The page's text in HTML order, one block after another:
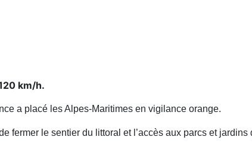
km/h.
a placé les Alpes-Maritimes en vigilance orange.
fermer le sentier du littoral et l’accès aux parcs et